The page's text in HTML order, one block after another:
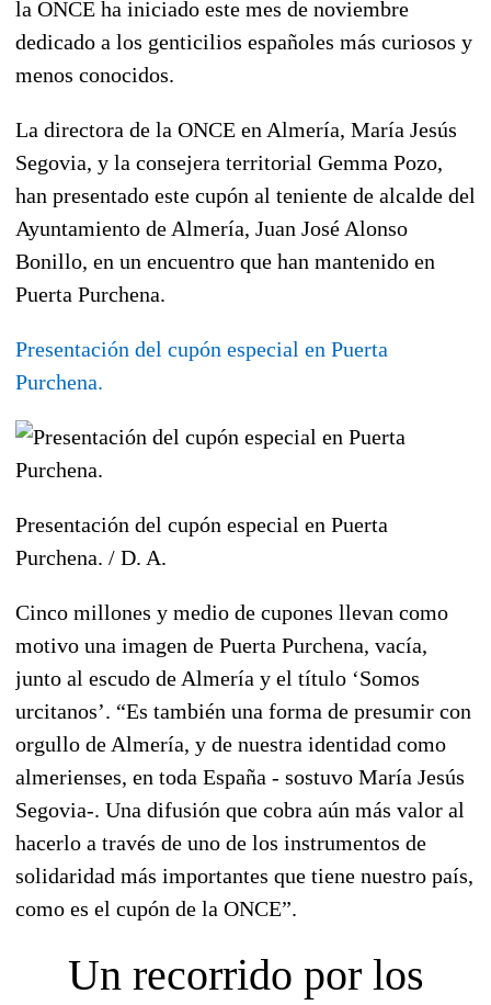
la ONCE ha iniciado este mes de noviembre
dedicado a los genticilios españoles más curiosos y
menos conocidos.
La directora de la ONCE en Almería, María Jesús
Segovia, y la consejera territorial Gemma Pozo,
han presentado este cupón al teniente de alcalde del
Ayuntamiento de Almería, Juan José Alonso
Bonillo, en un encuentro que han mantenido en
Puerta Purchena.
Presentación del cupón especial en Puerta
Purchena.
Presentación del cupón especial en Puerta
Purchena. / D. A.
Cinco millones y medio de cupones llevan como
motivo una imagen de Puerta Purchena, vacía,
junto al escudo de Almería y el título ‘Somos
urcitanos’. “Es también una forma de presumir con
orgullo de Almería, y de nuestra identidad como
almerienses, en toda España - sostuvo María Jesús
Segovia-. Una difusión que cobra aún más valor al
hacerlo a través de uno de los instrumentos de
solidaridad más importantes que tiene nuestro país,
como es el cupón de la ONCE”.
Un recorrido por los